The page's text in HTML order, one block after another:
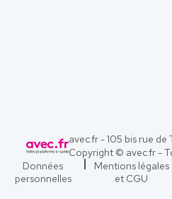
avec.fr - 105 bis rue de
Copyright © avec.fr -
Données
personnelles
Mentions légales
et CGU